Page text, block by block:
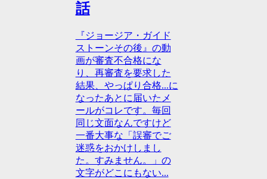
話
『ジョージア・ガイド
ストーンその後』の動
画が審査不合格にな
り、再審査を要求した
結果、やっぱり合格...に
なったあとに届いたメ
ールがコレです。毎回
同じ文面なんですけど
一番大事な「誤審でご
迷惑をおかけしまし
た。すみません。」の
文字がどこにもない...